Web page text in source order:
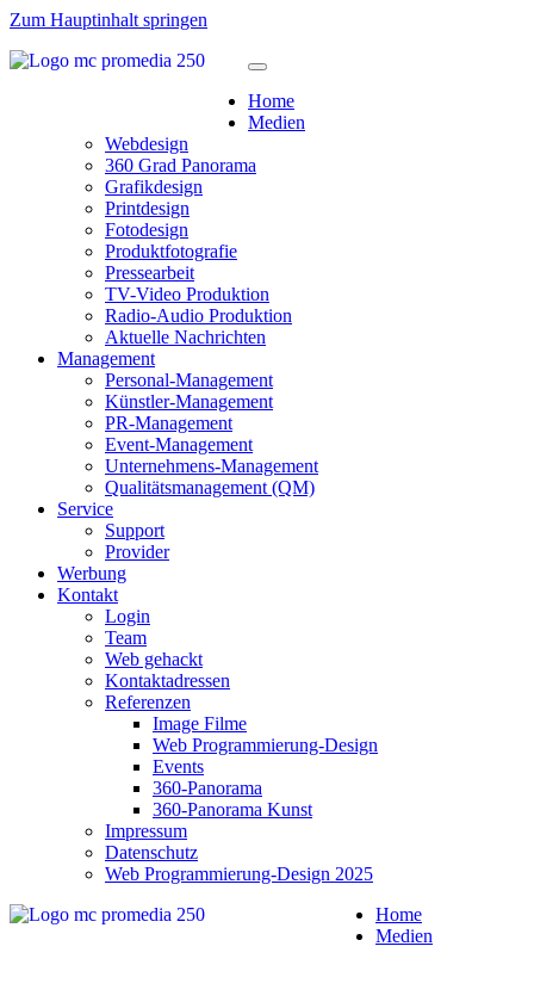
Zum Hauptinhalt springen
Home
Medien
Webdesign
360 Grad Panorama
Grafikdesign
Printdesign
Fotodesign
Produktfotografie
Pressearbeit
TV-Video Produktion
Radio-Audio Produktion
Aktuelle Nachrichten
Management
Personal-Management
Künstler-Management
PR-Management
Event-Management
Unternehmens-Management
Qualitätsmanagement (QM)
Service
Support
Provider
Werbung
Kontakt
Login
Team
Web gehackt
Kontaktadressen
Referenzen
Image Filme
Web Programmierung-Design
Events
360-Panorama
360-Panorama Kunst
Impressum
Datenschutz
Web Programmierung-Design 2025
Home
Medien